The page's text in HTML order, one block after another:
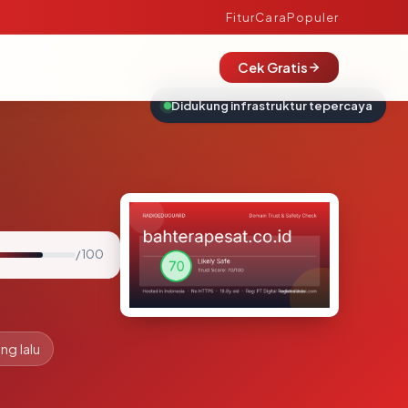
FiturCaraPopuler
Cek Gratis
/ 100
lalu
Didukung infrastruktur tepercaya